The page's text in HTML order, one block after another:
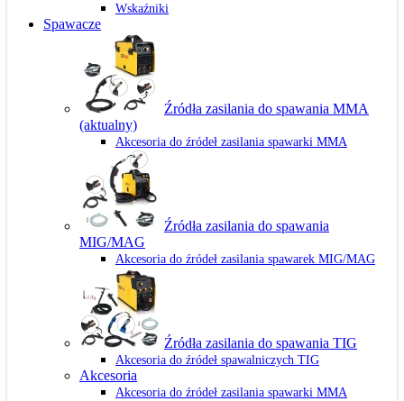
Wskaźniki
Spawacze
Źródła zasilania do spawania MMA
(aktualny)
Akcesoria do źródeł zasilania spawarki MMA
Źródła zasilania do spawania
MIG/MAG
Akcesoria do źródeł zasilania spawarek MIG/MAG
Źródła zasilania do spawania TIG
Akcesoria do źródeł spawalniczych TIG
Akcesoria
Akcesoria do źródeł zasilania spawarki MMA